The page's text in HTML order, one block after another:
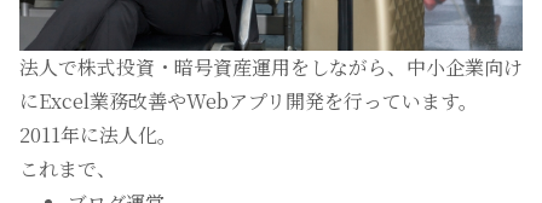
法人で株式投資・暗号資産運用をしながら、中小企業向け
にExcel業務改善やWebアプリ開発を行っています。
2011年に法人化。
これまで、